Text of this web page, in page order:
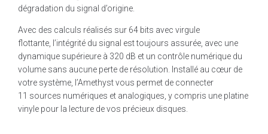
dégradation du signal d’origine.
Avec des calculs réalisés sur 64 bits avec virgule
flottante, l’intégrité du signal est toujours assurée, avec une
dynamique supérieure à 320 dB et un contrôle numérique du
volume sans aucune perte de résolution. Installé au cœur de
votre système, l’Amethyst vous permet de connecter
11 sources numériques et analogiques, y compris une platine
vinyle pour la lecture de vos précieux disques.